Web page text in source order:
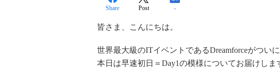
Share Post -
皆さま、こんにちは。
世界最大級のITイベントであるDreamforceがつい
本日は早速初日＝Day1の模様についてお届けしま